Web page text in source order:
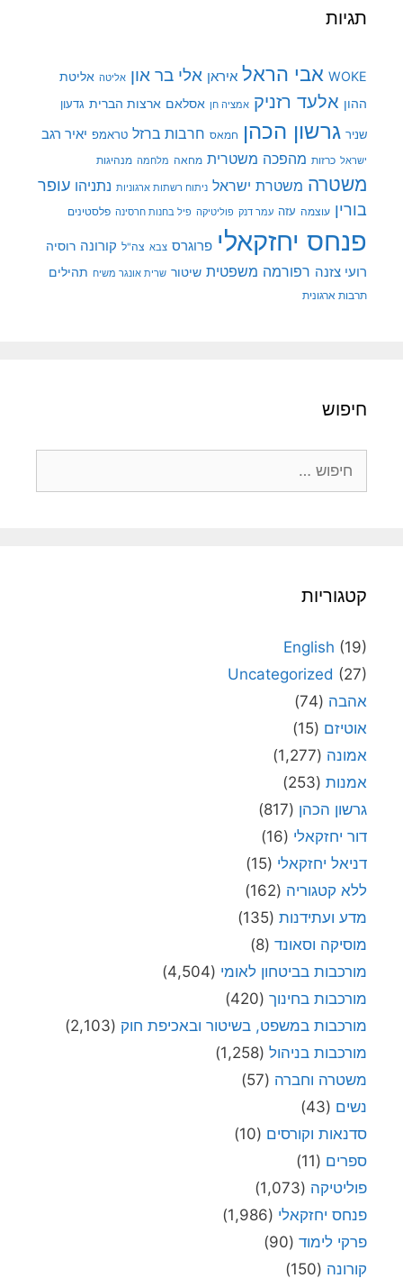
תגיות
WOKE אבי הראל איראן אלי בר און אליטה אליטת
ההון אלעד רזניק אמציה חן אסלאם ארצות הברית גדעון
שניר גרשון הכהן חמאס חרבות ברזל טראמפ יאיר רגב
ישראל כרזות מהפכה משטרית מחאה מלחמה מנהיגות
משטרה משטרת ישראל ניתוח רשתות ארגוניות נתניהו עופר
בורין עוצמה עזה עמר דנק פוליטיקה פיל בחנות חרסינה פלסטינים
פנחס יחזקאלי פרוגרס צבא צה"ל קורונה רוסיה
רועי צזנה רפורמה משפטית שיטור שרית אונגר משיח תהילים
תרבות ארגונית
חיפוש
קטגוריות
English (19)
Uncategorized (27)
אהבה (74)
אוטיזם (15)
אמונה (1,277)
אמנות (253)
גרשון הכהן (817)
דור יחזקאלי (16)
דניאל יחזקאלי (15)
ללא קטגוריה (162)
מדע ועתידנות (135)
מוסיקה וסאונד (8)
מורכבות בביטחון לאומי (4,504)
מורכבות בחינוך (420)
מורכבות במשפט, בשיטור ובאכיפת חוק (2,103)
מורכבות בניהול (1,258)
משטרה וחברה (57)
נשים (43)
סדנאות וקורסים (10)
ספרים (11)
פוליטיקה (1,073)
פנחס יחזקאלי (1,986)
פרקי לימוד (90)
קורונה (150)